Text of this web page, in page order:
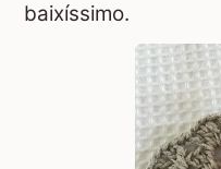
baixíssimo.